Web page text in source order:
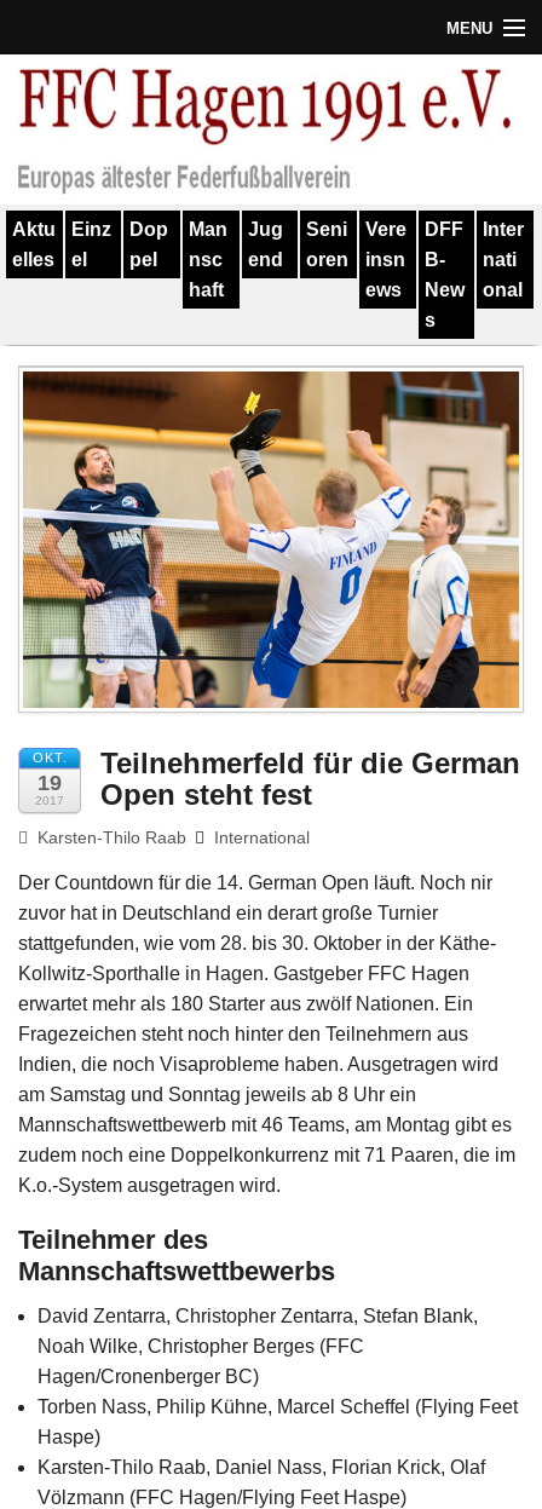
MENU
Termine
Verein
Geschichte
Training
Spieler
Links
Impressum
Aktu
elles
Einz
el
Dop
pel
Man
nsc
haft
Jug
end
Seni
oren
Vere
insn
ews
DFF
B-
New
s
Inter
nati
onal
OKT.
19
2017
Teilnehmerfeld für die German
Open steht fest
Karsten-Thilo Raab International
Der Countdown für die 14. German Open läuft. Noch nir
zuvor hat in Deutschland ein derart große Turnier
stattgefunden, wie vom 28. bis 30. Oktober in der Käthe-
Kollwitz-Sporthalle in Hagen. Gastgeber FFC Hagen
erwartet mehr als 180 Starter aus zwölf Nationen. Ein
Fragezeichen steht noch hinter den Teilnehmern aus
Indien, die noch Visaprobleme haben. Ausgetragen wird
am Samstag und Sonntag jeweils ab 8 Uhr ein
Mannschaftswettbewerb mit 46 Teams, am Montag gibt es
zudem noch eine Doppelkonkurrenz mit 71 Paaren, die im
K.o.-System ausgetragen wird.
Teilnehmer des
Mannschaftswettbewerbs
David Zentarra, Christopher Zentarra, Stefan Blank,
Noah Wilke, Christopher Berges (FFC
Hagen/Cronenberger BC)
Torben Nass, Philip Kühne, Marcel Scheffel (Flying Feet
Haspe)
Karsten-Thilo Raab, Daniel Nass, Florian Krick, Olaf
Völzmann (FFC Hagen/Flying Feet Haspe)